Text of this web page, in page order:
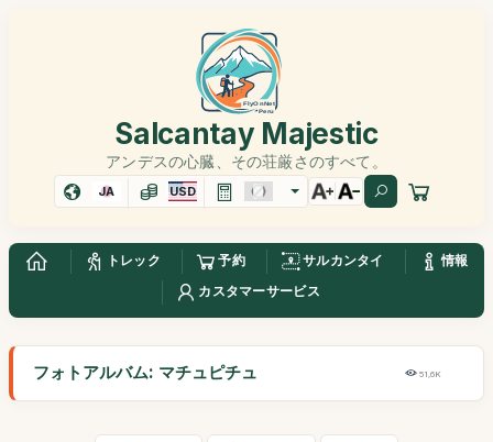
Salcantay Majestic
アンデスの心臓、その荘厳さのすべて。
JA USD
トレック 予約 サルカンタイ
情報
カスタマーサービス
フォトアルバム: マチュピチュ 51,6K